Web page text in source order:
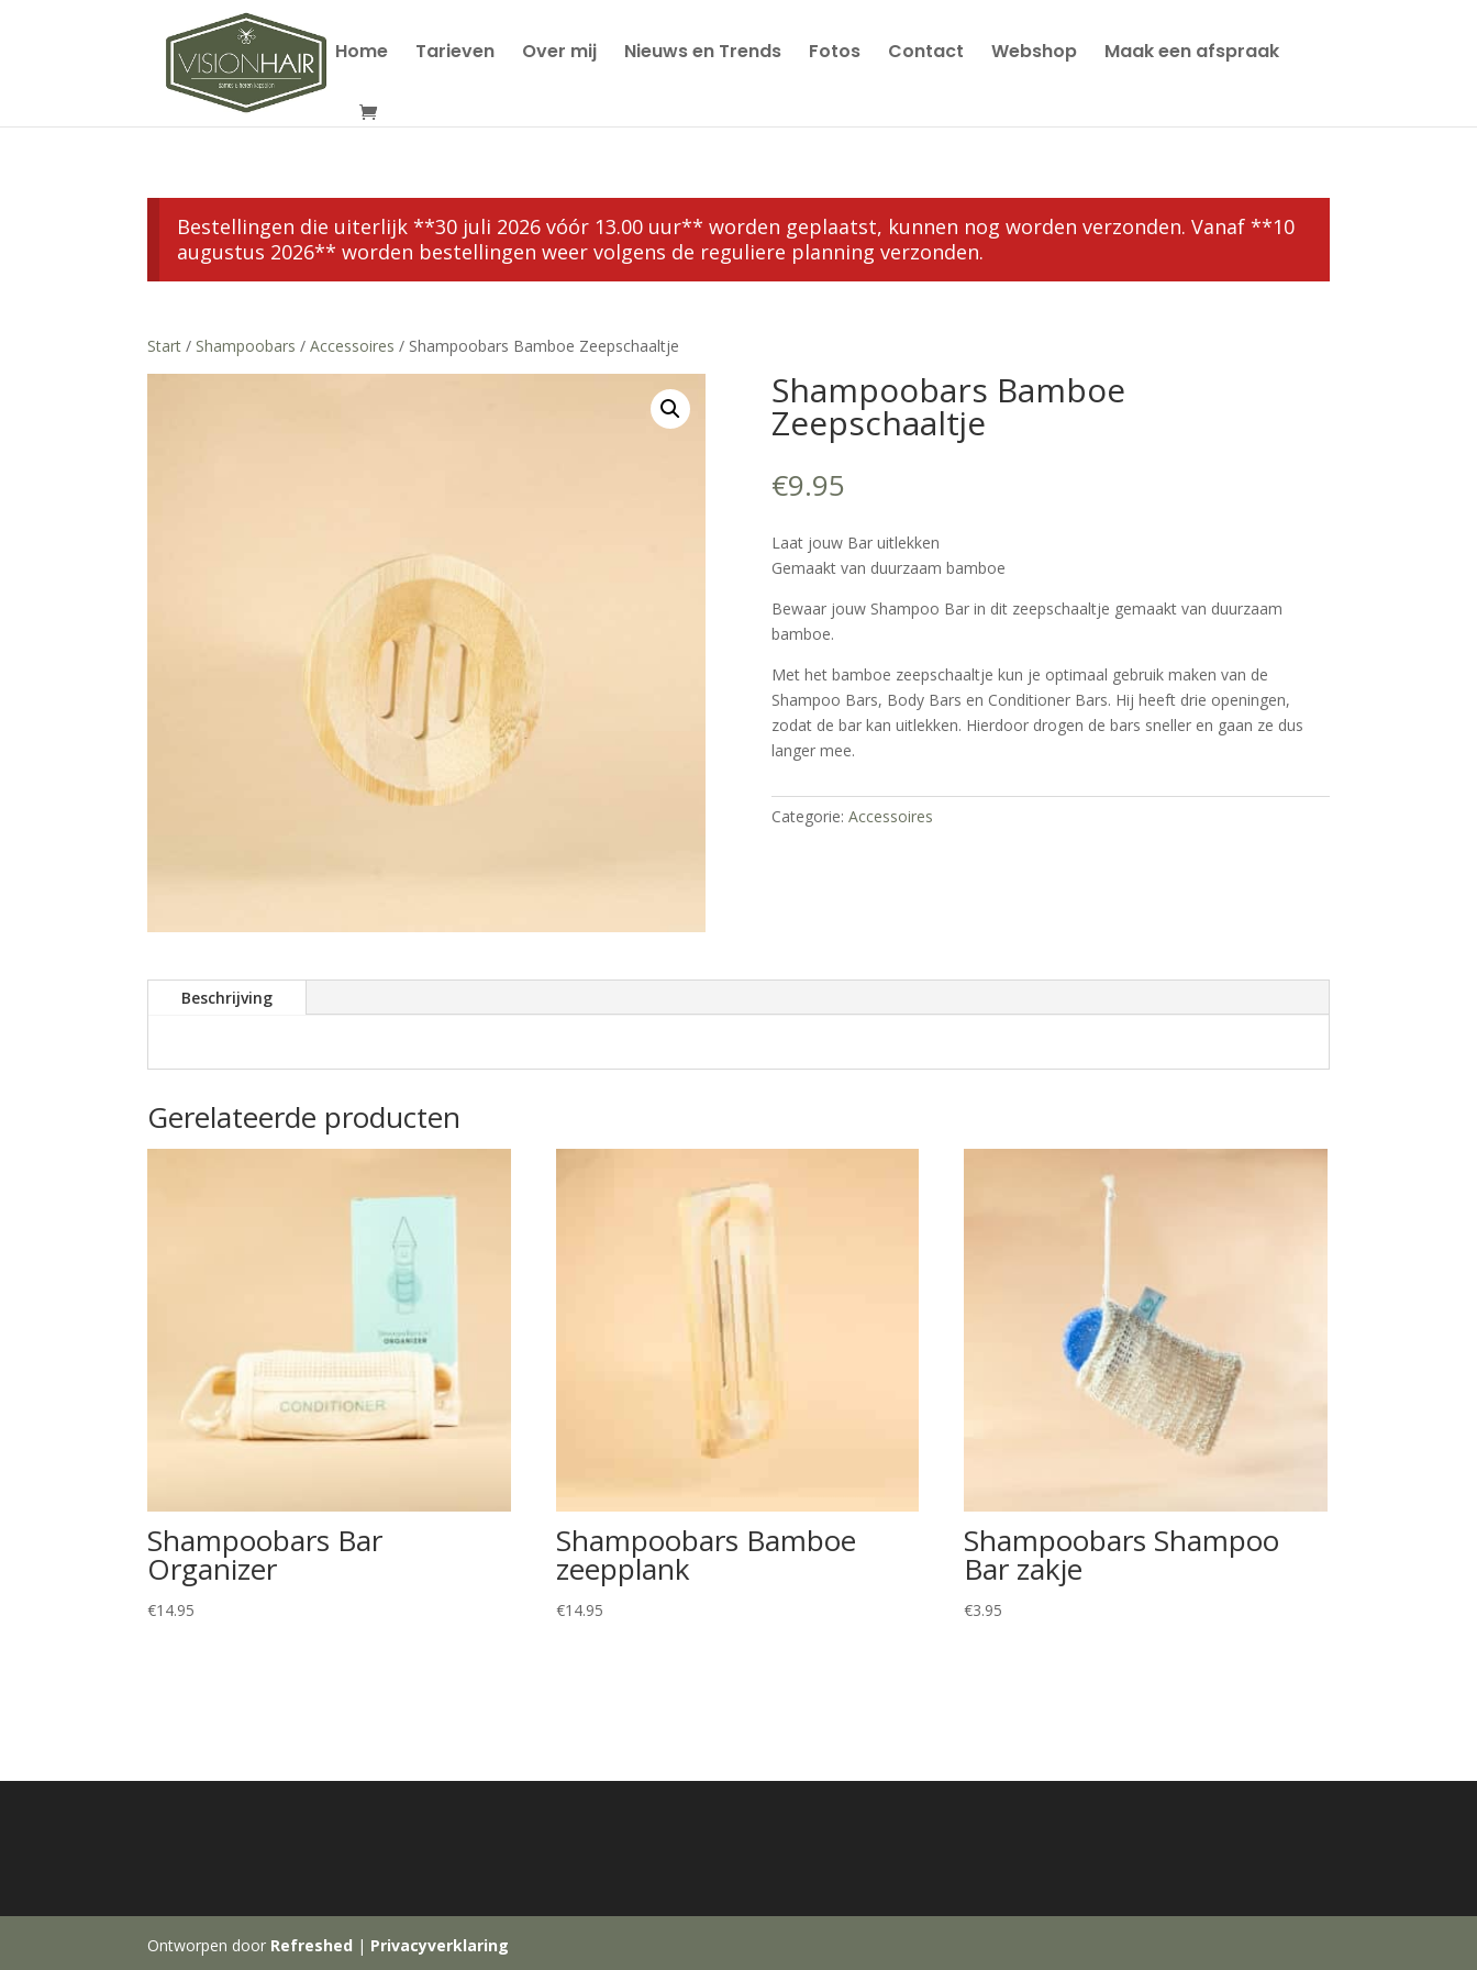
Home Tarieven Over mij Nieuws en Trends Fotos Contact Webshop Maak een afspraak
Bestellingen die uiterlijk **30 juli 2026 vóór 13.00 uur** worden geplaatst, kunnen nog worden verzonden. Vanaf **10
augustus 2026** worden bestellingen weer volgens de reguliere planning verzonden.
Start / Shampoobars /Accessoires / Shampoobars Bamboe Zeepschaaltje
Shampoobars Bamboe
Zeepschaaltje
€9.95
Laat jouw Bar uitlekken
Gemaakt van duurzaam bamboe
Bewaar jouw Shampoo Bar in dit zeepschaaltje gemaakt van duurzaam
bamboe.
Met het bamboe zeepschaaltje kun je optimaal gebruik maken van de
Shampoo Bars, Body Bars en Conditioner Bars. Hij heeft drie openingen,
zodat de bar kan uitlekken. Hierdoor drogen de bars sneller en gaan ze dus
langer mee.
Categorie: Accessoires
Beschrijving
Gerelateerde producten
Shampoobars Bar
Organizer
€14.95
Shampoobars Bamboe
zeepplank
€14.95
Shampoobars Shampoo
Bar zakje
€3.95
Ontworpen door Refreshed | Privacyverklaring